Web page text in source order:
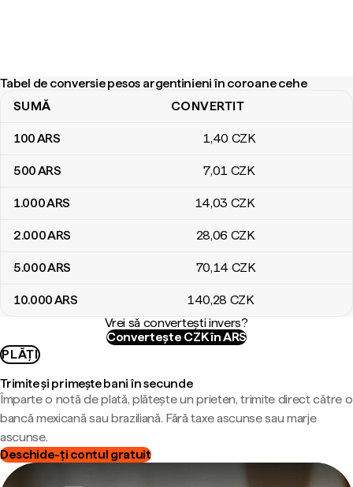
Tabel de conversie pesos argentinieni în coroane cehe
Tabel de conversie pesos argentinieni în coroane cehe
SUMĂ CONVERTIT
100ARS 1,40 CZK
500ARS 7,01 CZK
1.000ARS 14,03 CZK
2.000ARS 28,06 CZK
5.000ARS 70,14 CZK
10.000ARS 140,28 CZK
Vrei să convertești invers?
Convertește CZK în ARS
PLĂȚI
Trimite și primește bani în secunde
Împarte o notă de plată, plătește un prieten, trimite direct către o
bancă mexicană sau braziliană. Fără taxe ascunse sau marje
ascunse.
Deschide-ți contul gratuit